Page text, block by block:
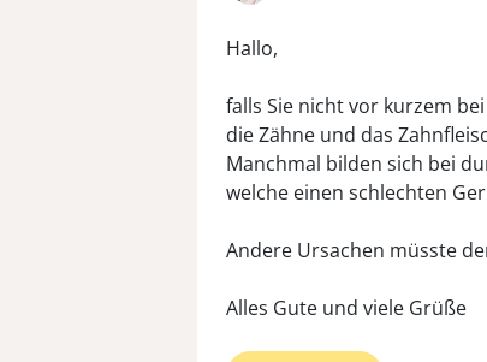
Hallo,
falls Sie nicht vor kurzem
die Zähne und das
Manchmal bilden sich bei
welche einen schlechten
Andere Ursachen müsste
Alles Gute und viele Grüße